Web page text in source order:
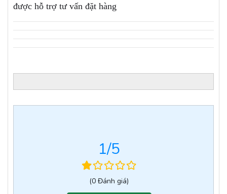
được hỗ trợ tư vấn đặt hàng
1/5
(0 Đánh giá)